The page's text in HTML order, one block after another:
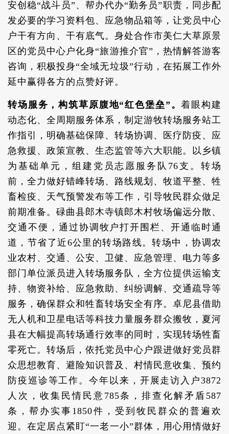
安创稳“战斗员”、帮办代办“勤务员”职责，同步配
发必要的学习资料包、应急物品箱等，让党员中心
户干有方向、干有底气。身处合作市美仁大草原景
区的党员中心户化身“旅游推介官”，热情解答游客
咨询，积极投身“全域无垃圾”行动，在拓展工作外
延中赢得各方的点赞好评。
转场服务，构筑草原腹地“红色堡垒”。着眼构建
动态化、全周期服务体系，制定游牧转场服务站工
作指引，明确基础保障、转场协调、医疗防疫、应
急救援、政策宣教、生态监管等六大职能。以乡镇
为基础单元，组建党员志愿服务队76支。转场
前，全力做好错峰转场、路线规划、牧道平整、牲
畜检疫、天气预警发布等工作，引导牧民群众做足
前期准备。碌曲县郎木寺镇郎木村牧场偏远分散、
交通不便，通过协调牧户打开围栏、开通临时通
道，节省了近6公里的转场路线。转场中，协调农
业农村、交通、公安、卫健、应急管理、电力等多
部门单位派员进入转场服务队，全方位提供运输支
持、物资补给、应急救助、纠纷调解、交通疏导等
服务，确保群众和牲畜转场安全有序。卓尼县借助
无人机和卫星电话等科技力量服务群众搬牧，夏河
县在大幅提高转场通行效率的同时，实现转场牲畜
零死亡。转场后，依托党员中心户跟进做好党员群
众思想教育、避险知识普及、村情民意收集、预约
防疫巡诊等工作。今年以来，开展走访入户3872
人次，收集民情民意785条，排查化解矛盾587
条，帮办实事1850件，受到牧民群众的普遍欢
迎。在定居点紧盯“一老一小”群体，用心用情做好